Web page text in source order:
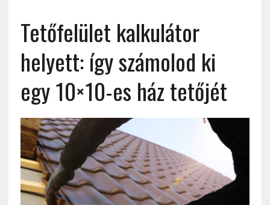
Tetőfelület kalkulátor
helyett: így számolod ki
egy 10×10-es ház tetőjét